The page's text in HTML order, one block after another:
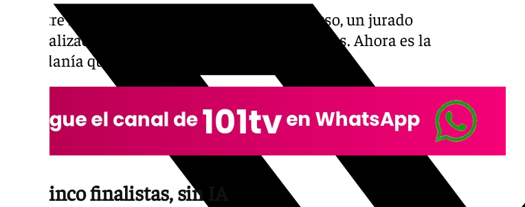
De entre los 177 trabajos presentados a concurso, un jurado
especializado ha preseleccionado cinco finalistas. Ahora es la
ciudadanía quien tiene la última palabra.
Los cinco finalistas, sin IA